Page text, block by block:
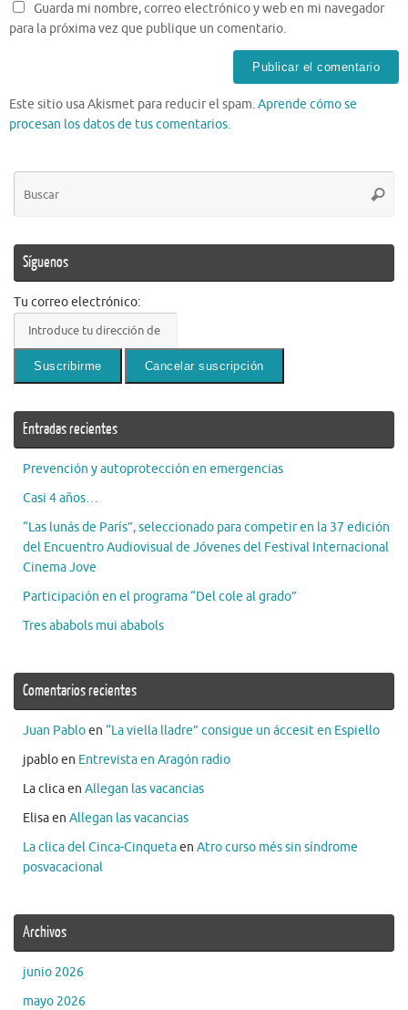
Guarda mi nombre, correo electrónico y web en mi navegador
para la próxima vez que publique un comentario.
Este sitio usa Akismet para reducir el spam.Aprende cómo se
procesan los datos de tus comentarios.
Síguenos
Tu correo electrónico:
Entradas recientes
Prevención y autoprotección en emergencias
Casi 4 años…
“Las lunás de París”, seleccionado para competir en la 37 edición
del Encuentro Audiovisual de Jóvenes del Festival Internacional
Cinema Jove
Participación en el programa “Del cole al grado”
Tres ababols mui ababols
Comentarios recientes
Juan Pabloen “La viella lladre” consigue un áccesit en Espiello
jpabloen Entrevista en Aragón radio
La clicaen Allegan las vacancias
Elisaen Allegan las vacancias
La clica del Cinca-Cinquetaen Atro curso més sin síndrome
posvacacional
Archivos
junio 2026
mayo 2026